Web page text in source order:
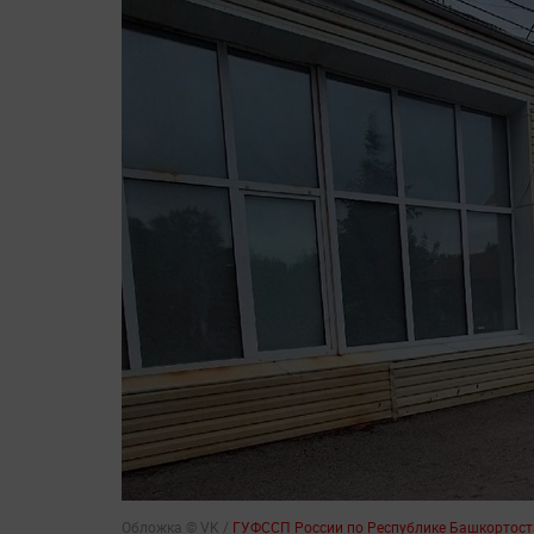
Обложка © VK / ГУФССП России по Республике